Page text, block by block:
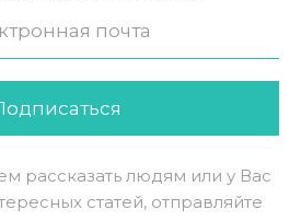
рассказать людям или у Вас
статей, отправляйте